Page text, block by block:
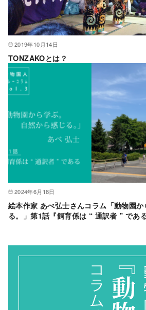
2019年10月14日
TONZAKOとは？
2024年6月18日
絵本作家 あべ弘士さんコラム「動物園
る。」第1話『飼育係は “ 通訳者 ” である